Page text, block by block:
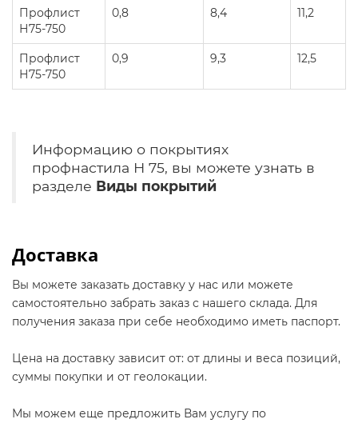
Профлист
Н75-750
0,8 8,4 11,2
Профлист
Н75-750
0,9 9,3 12,5
Информацию о покрытиях
профнастила Н 75, вы можете узнать в
разделе Виды покрытий
Доставка
Вы можете заказать доставку у нас или можете
самостоятельно забрать заказ с нашего склада. Для
получения заказа при себе необходимо иметь паспорт.
Цена на доставку зависит от: от длины и веса позиций,
суммы покупки и от геолокации.
Мы можем еще предложить Вам услугу по